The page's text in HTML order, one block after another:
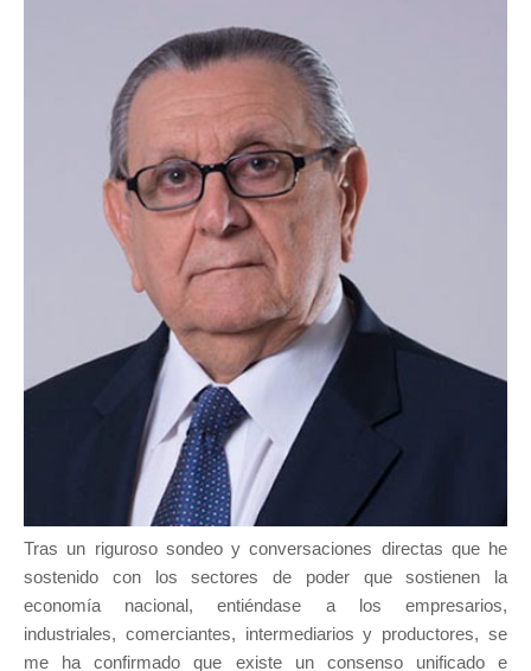
Tras un riguroso sondeo y conversaciones directas que he
sostenido con los sectores de poder que sostienen la
economía nacional, entiéndase a los empresarios,
industriales, comerciantes, intermediarios y productores, se
me ha confirmado que existe un consenso unificado e